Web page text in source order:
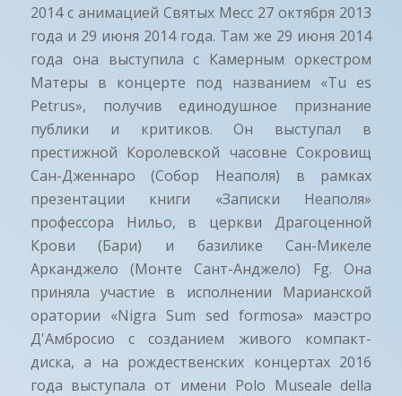
2014 с анимацией Святых Месс 27 октября 2013
года и 29 июня 2014 года. Там же 29 июня 2014
года она выступила с Камерным оркестром
Матеры в концерте под названием «Tu es
Petrus», получив единодушное признание
публики и критиков. Он выступал в
престижной Королевской часовне Сокровищ
Сан-Дженнаро (Собор Неаполя) в рамках
презентации книги «Записки Неаполя»
профессора Нильо, в церкви Драгоценной
Крови (Бари) и базилике Сан-Микеле
Арканджело (Монте Сант-Анджело) Fg. Она
приняла участие в исполнении Марианской
оратории «Nigra Sum sed formosa» маэстро
Д'Амбросио с созданием живого компакт-
диска, а на рождественских концертах 2016
года выступала от имени Polo Museale della